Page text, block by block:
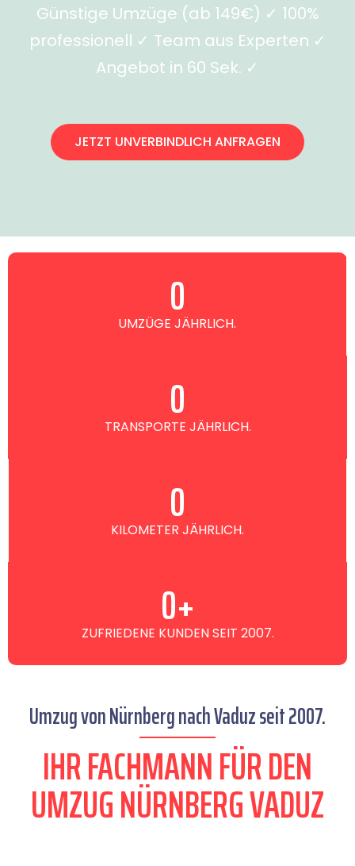
Günstige Umzüge (ab 149€) ✓ 100%
professionell ✓ Team aus Experten ✓
Angebot in 60 Sek. ✓
JETZT UNVERBINDLICH ANFRAGEN
UMZÜGE JÄHRLICH.
0
TRANSPORTE JÄHRLICH.
0
KILOMETER JÄHRLICH.
0
ZUFRIEDENE KUNDEN SEIT 2007.
0+
Umzug von Nürnberg nach Vaduz seit 2007.
IHR FACHMANN FÜR DEN
UMZUG NÜRNBERG VADUZ